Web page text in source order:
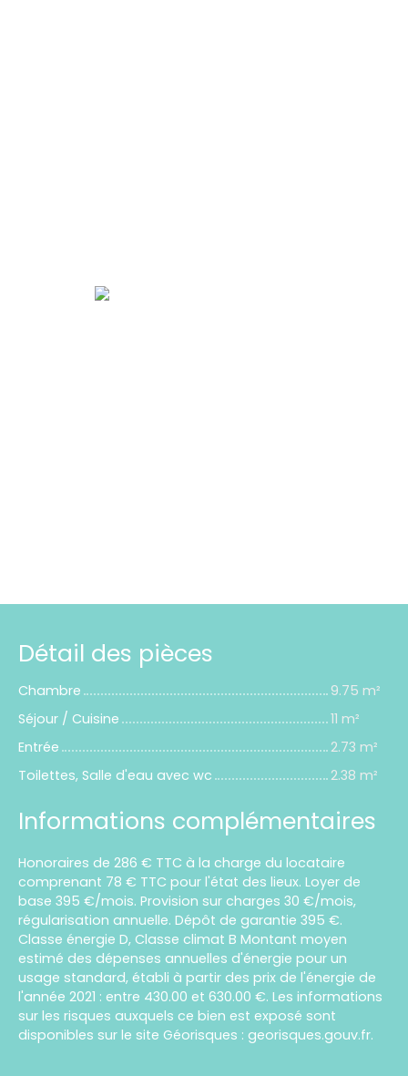
Détail des pièces
Chambre
9.75 m²
Séjour / Cuisine
11 m²
Entrée
2.73 m²
Toilettes, Salle d'eau avec wc
2.38 m²
Informations complémentaires
Honoraires de 286 € TTC à la charge du locataire
comprenant 78 € TTC pour l'état des lieux. Loyer de
base 395 €/mois. Provision sur charges 30 €/mois,
régularisation annuelle. Dépôt de garantie 395 €.
Classe énergie D, Classe climat B Montant moyen
estimé des dépenses annuelles d'énergie pour un
usage standard, établi à partir des prix de l'énergie de
l'année 2021 : entre 430.00 et 630.00 €. Les informations
sur les risques auxquels ce bien est exposé sont
disponibles sur le site Géorisques : georisques.gouv.fr.